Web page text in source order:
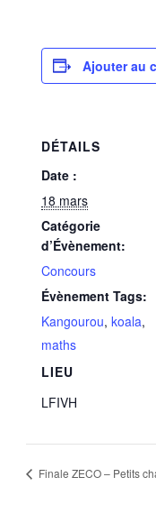
Ajouter au
DÉTAILS
Date :
18 mars
Catégorie
d’Évènement:
Concours
Évènement Tags:
Kangourou,koala,
maths
LIEU
LFIVH
Finale ZECO – Petits